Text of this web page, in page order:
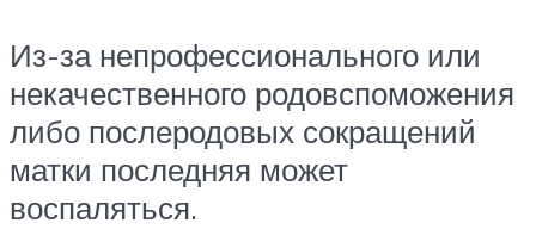
Из-за непрофессионального или
некачественного родовспоможения
либо послеродовых сокращений
матки последняя может
воспаляться.